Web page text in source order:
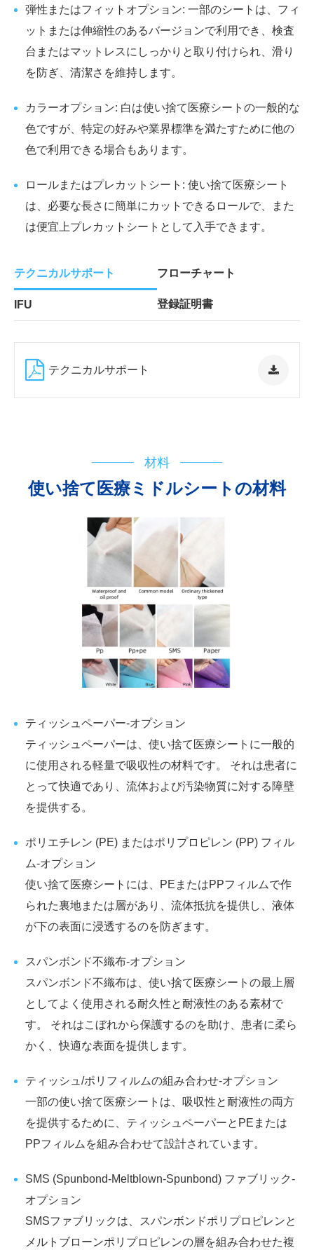
弾性またはフィットオプション: 一部のシートは、フィ
ットまたは伸縮性のあるバージョンで利用でき、検査
台またはマットレスにしっかりと取り付けられ、滑り
を防ぎ、清潔さを維持します。
カラーオプション: 白は使い捨て医療シートの一般的な
色ですが、特定の好みや業界標準を満たすために他の
色で利用できる場合もあります。
ロールまたはプレカットシート: 使い捨て医療シート
は、必要な長さに簡単にカットできるロールで、また
は便宜上プレカットシートとして入手できます。
テクニカルサポート フローチャート
IFU 登録証明書
テクニカルサポート
材料
使い捨て医療ミドルシートの材料
ティッシュペーパー-オプション
ティッシュペーパーは、使い捨て医療シートに一般的
に使用される軽量で吸収性の材料です。 それは患者に
とって快適であり、流体および汚染物質に対する障壁
を提供する。
ポリエチレン (PE) またはポリプロピレン (PP) フィル
ム-オプション
使い捨て医療シートには、PEまたはPPフィルムで作
られた裏地または層があり、流体抵抗を提供し、液体
が下の表面に浸透するのを防ぎます。
スパンボンド不織布-オプション
スパンボンド不織布は、使い捨て医療シートの最上層
としてよく使用される耐久性と耐液性のある素材で
す。 それはこぼれから保護するのを助け、患者に柔ら
かく、快適な表面を提供します。
ティッシュ/ポリフィルムの組み合わせ-オプション
一部の使い捨て医療シートは、吸収性と耐液性の両方
を提供するために、ティッシュペーパーとPEまたは
PPフィルムを組み合わせて設計されています。
SMS (Spunbond-Meltblown-Spunbond) ファブリック-
オプション
SMSファブリックは、スパンボンドポリプロピレンと
メルトブローンポリプロピレンの層を組み合わせた複